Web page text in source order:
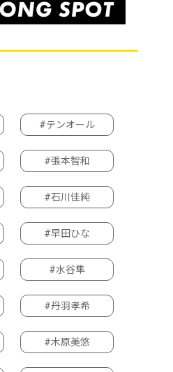
#テンオール
#張本智和
#石川佳純
#早田ひな
#水谷隼
#丹羽孝希
#木原美悠